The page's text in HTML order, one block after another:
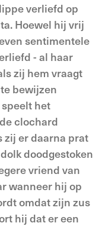
verliefd op
Hoewel hij vrij
sentimentele
- al haar
zij hem vraagt
bewijzen
het
clochard
zij er daarna prat
doodgestoken
vriend van
wanneer hij op
omdat zijn zus
hij dat er een